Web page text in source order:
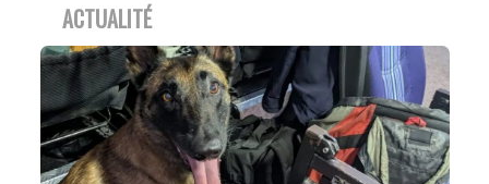
ACTUALITÉ